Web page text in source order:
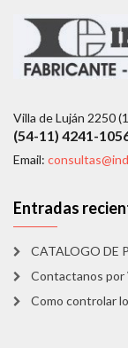
Villa de Luján 2250
(54-11) 4241-
Email:
Entradas
CATALOGO DE
Contactanos por
Como controlar